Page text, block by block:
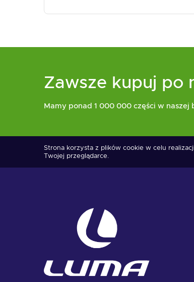
Zawsze kupuj po
Mamy ponad 1 000 000 części w naszej
Strona korzysta z plików cookie w celu
Twojej przeglądarce.